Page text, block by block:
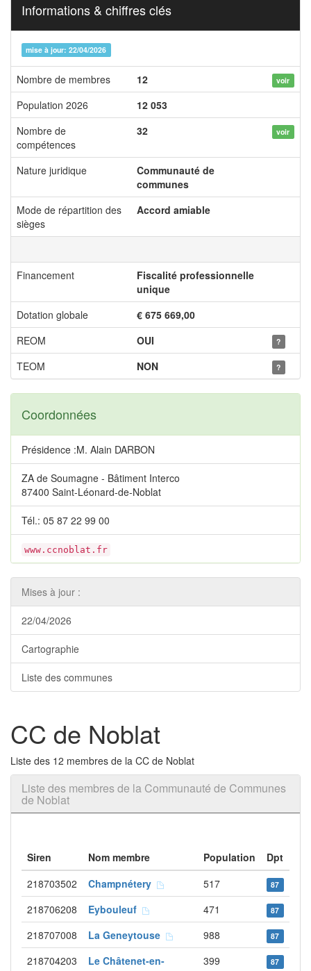
Informations & chiffres clés
mise à jour: 22/04/2026
Nombre de membres 12 voir
Population 2026
12 053
Nombre de
compétences
32 voir
Nature juridique
Communauté de
communes
Mode de répartition des
sièges
Accord amiable
Financement
Fiscalité professionnelle
unique
Dotation globale
€ 675 669,00
REOM
OUI ?
TEOM NON ?
Coordonnées
Présidence :M. Alain DARBON
ZA de Soumagne - Bâtiment Interco
87400 Saint-Léonard-de-Noblat
Tél.: 05 87 22 99 00
www.ccnoblat.fr
Mises à jour :
22/04/2026
Cartographie
Liste des communes
CC de Noblat
Liste des 12 membres de la CC de Noblat
Liste des membres de la Communauté de Communes
de Noblat
Siren Nom membre Population
Dpt
218703502
Champnétery 517 87
218706208 Eybouleuf 471 87
218707008 La Geneytouse 988 87
218704203
Le Châtenet-en-
399 87